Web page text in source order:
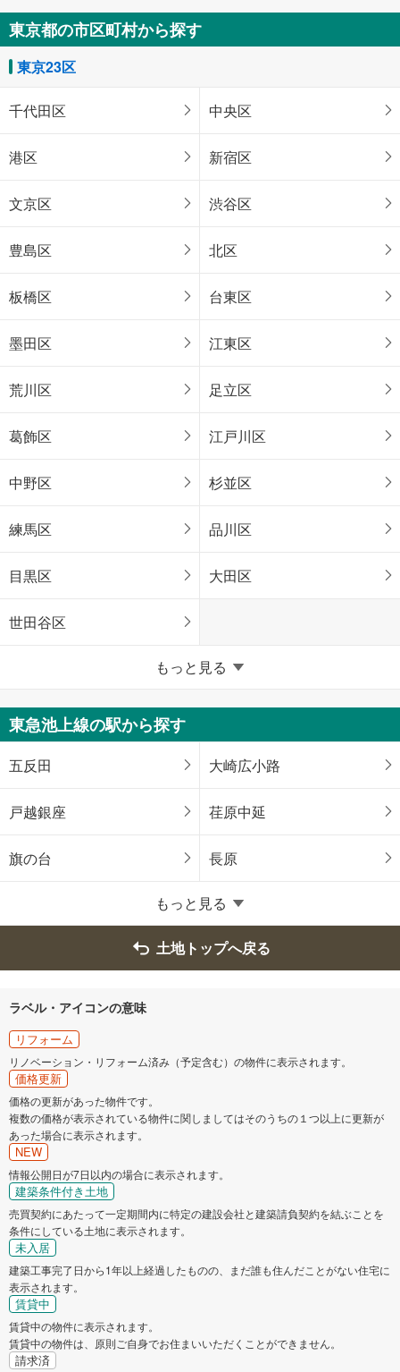
東京都の市区町村から探す
東京23区
千代田区 中央区
港区 新宿区
文京区 渋谷区
豊島区 北区
板橋区 台東区
墨田区 江東区
荒川区 足立区
葛飾区 江戸川区
中野区 杉並区
練馬区 品川区
目黒区 大田区
世田谷区
八王子市 立川市
武蔵野市 三鷹市
青梅市 府中市
昭島市 調布市
小金井市
日野市
国立市
狛江市
清瀬市 東久留米市
武蔵村山市 多摩市
稲城市 羽村市
あきる野市 西東京市
西多摩郡瑞穂町
西多摩郡奥多摩町
もっと見る
東急池上線の駅から探す
五反田 大崎広小路
戸越銀座 荏原中延
旗の台 長原
もっと見る
土地トップへ戻る
ラベル・アイコンの意味
リフォーム
リノベーション・リフォーム済み（予定含む）の物件に表示されます。
価格更新
価格の更新があった物件です。
複数の価格が表示されている物件に関しましてはそのうちの１つ以上に更新が
あった場合に表示されます。
NEW
情報公開日が7日以内の場合に表示されます。
建築条件付き土地
売買契約にあたって一定期間内に特定の建設会社と建築請負契約を結ぶことを
条件にしている土地に表示されます。
未入居
建築工事完了日から1年以上経過したものの、まだ誰も住んだことがない住宅に
表示されます。
賃貸中
賃貸中の物件に表示されます。
賃貸中の物件は、原則ご自身でお住まいいただくことができません。
請求済